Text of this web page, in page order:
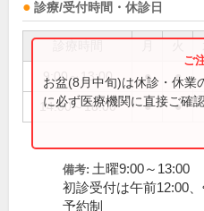
診療/受付時間・休診日
9:00～13:00 ● ●
14:00～18:00 ● ●
お盆(8月中旬)は休診・休業
に必ず医療機関に直接ご確
備考: 土曜9:00～13:00
初診受付は午前12:00
予約制